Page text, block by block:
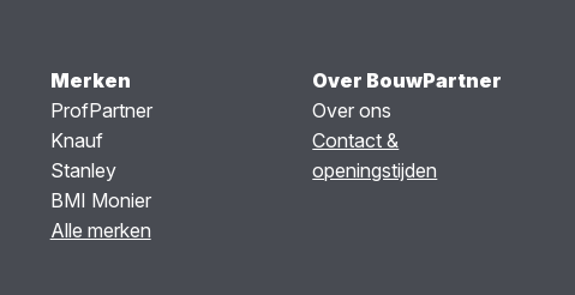
Merken
ProfPartner
Knauf
Stanley
BMI Monier
Alle merken
Over BouwPartner
Over ons
Contact &
openingstijden